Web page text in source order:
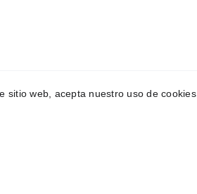
sitio web, acepta nuestro uso de cookies.